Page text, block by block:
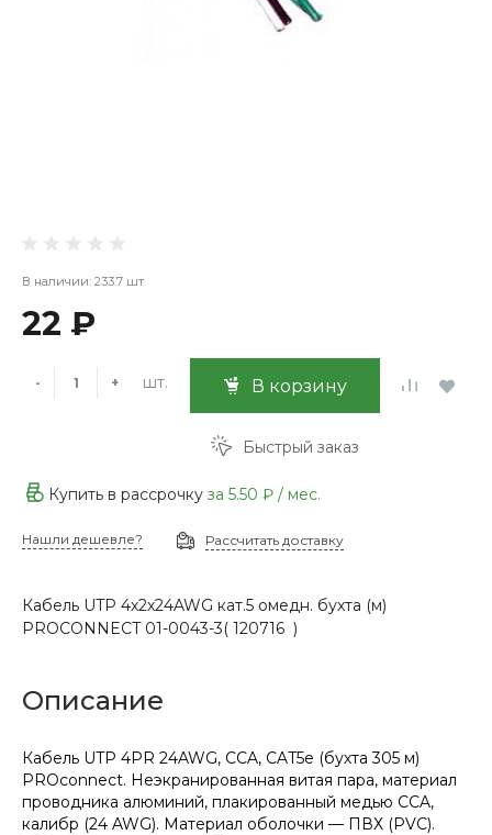
В наличии: 233.7 шт
22 ₽
- + шт. В корзину
Быстрый заказ
Купить в рассрочку за 5.50 ₽ / мес.
Нашли дешевле? Рассчитать доставку
Кабель UTP 4х2х24AWG кат.5 омедн. бухта (м)
PROCONNECT 01-0043-3( 120716 )
Описание
Кабель UTP 4PR 24AWG, CCA, CAT5e (бухта 305 м)
PROconnect. Неэкранированная витая пара, материал
проводника алюминий, плакированный медью CCA,
калибр (24 AWG). Материал оболочки — ПВХ (PVC).